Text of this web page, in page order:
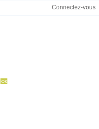
Connectez-vous